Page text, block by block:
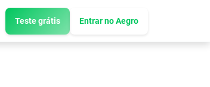
Teste grátis Entrar no Aegro